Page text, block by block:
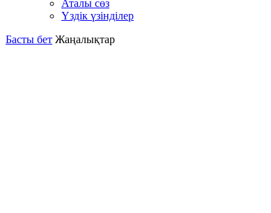
Аталы сөз
Үздік үзінділер
Басты бет Жаңалықтар